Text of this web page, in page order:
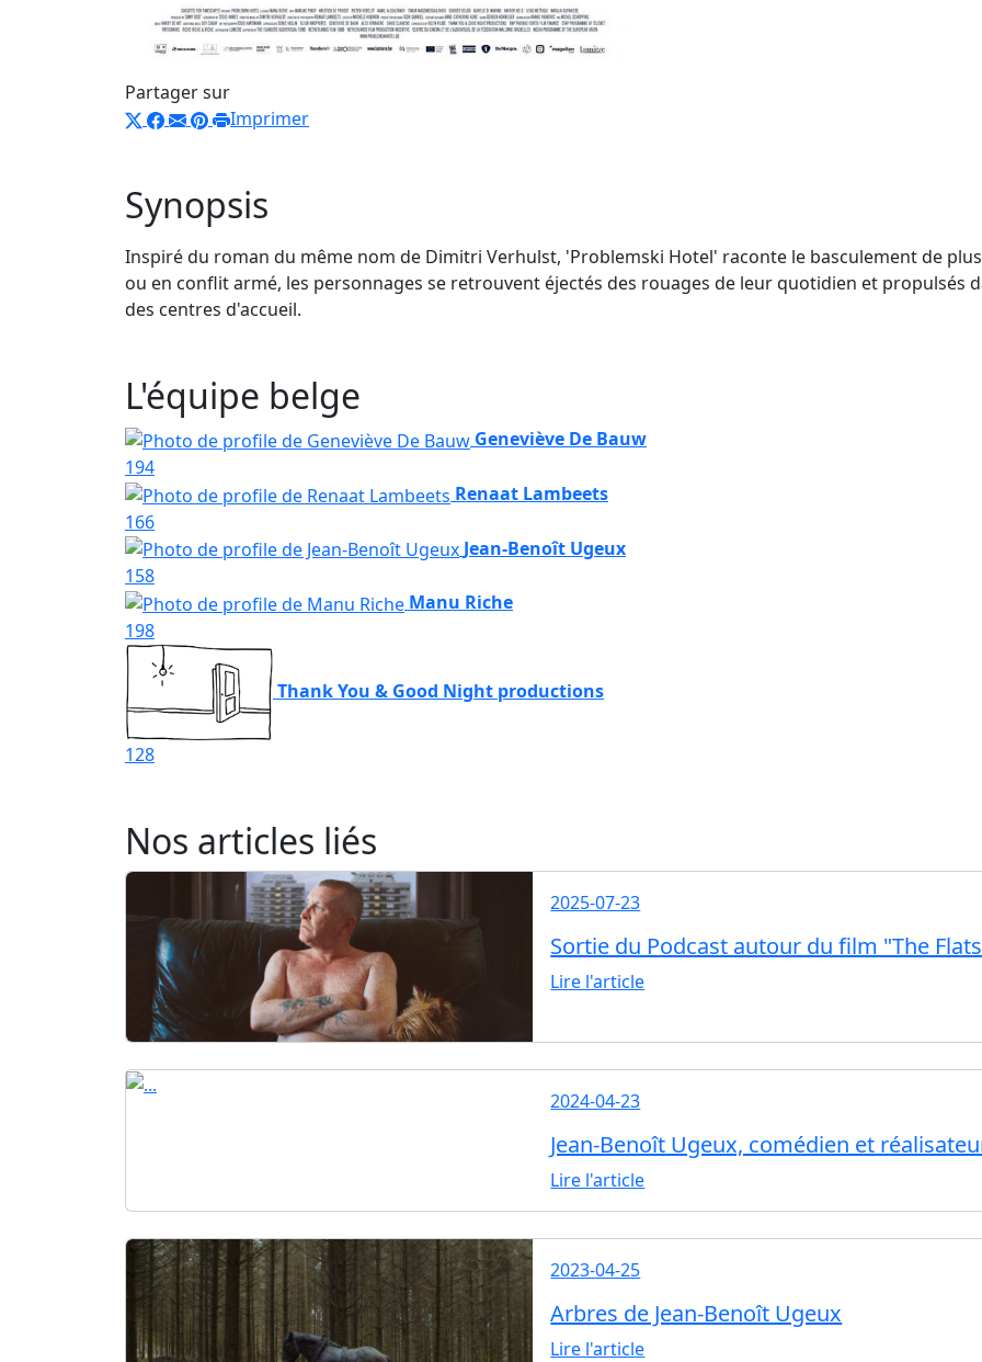
Partager sur
Imprimer
Synopsis
Inspiré du roman du même nom de Dimitri Verhulst, 'Problemski Hotel' raconte le basculement de
ou en conflit armé, les personnages se retrouvent éjectés des rouages de leur quotidien et propulsés
des centres d'accueil.
L'équipe belge
Geneviève De Bauw
194
Renaat Lambeets
166
Jean-Benoît Ugeux
158
Manu Riche
198
Thank You & Good Night productions
128
Nos articles liés
2025-07-23
Sortie du Podcast autour du film "The
Lire l'article
2024-04-23
Jean-Benoît Ugeux, comédien et
Lire l'article
2023-04-25
Arbres de Jean-Benoît Ugeux
Lire l'article